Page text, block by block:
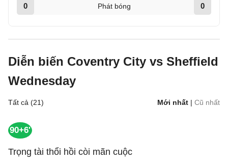
0 Phát bóng 0
Diễn biến Coventry City vs Sheffield
Wednesday
Tất cả (21) Mới nhất | Cũ nhất
90+6'
Trọng tài thổi hồi còi mãn cuộc